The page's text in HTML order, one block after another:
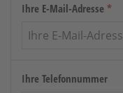
Ihre E-Mail-Adresse *
Ihre Telefonnummer